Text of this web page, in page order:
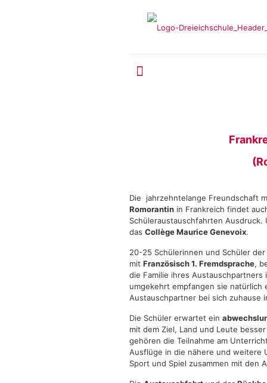
Die jahrzehntelange Freundschaft
Romorantin in Frankreich findet
Schüleraustauschfahrten
das Collège Maurice Genevoix.
20-25 Schülerinnen und Schüler der
mit Französisch 1. Fremdsprache,
die Familie ihres Austauschpartners
umgekehrt empfangen sie natürlich
Austauschpartner bei sich zuhause
Die Schüler erwartet ein
mit dem Ziel, Land und Leute
gehören die Teilnahme am
Ausflüge in die nähere und weitere
Sport und Spiel zusammen mit den